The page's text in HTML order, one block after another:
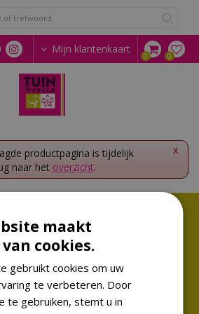
Mijn klantenkaart
x
productpagina is tijdelijk
naar het overzicht.
Volg ons!
van de laatste trends
maakt
cookies.
gebruikt cookies om uw
te verbeteren. Door
te gebruiken, stemt u in